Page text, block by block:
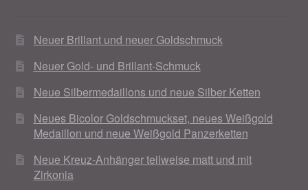
Neuer Brillant und neuer Goldschmuck
Neuer Gold- und Brillant-Schmuck
Neue Silbermedaillons und neue Silber Ketten
Neues Bicolor Goldschmuckset, neues Weißgold
Medaillon und neue Weißgold Panzerketten
Neue Kreuz-Anhänger teilweise matt und mit
Zirkonia